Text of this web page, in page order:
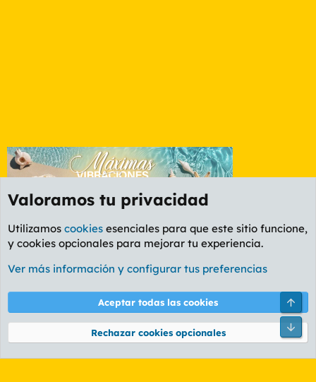
Foro General
Cookies
PL OLDSTYLE AMARILLO
Términos y reglas Política de privacidad Ayuda
Community platform by XenForo® © 2010-2026 XenForo Ltd.
Valoramos tu privacidad
Utilizamos cookies esenciales para que este sitio funcione,
y cookies opcionales para mejorar tu experiencia.
Ver más información y configurar tus preferencias
Aceptar todas las cookies
Rechazar cookies opcionales
Pie